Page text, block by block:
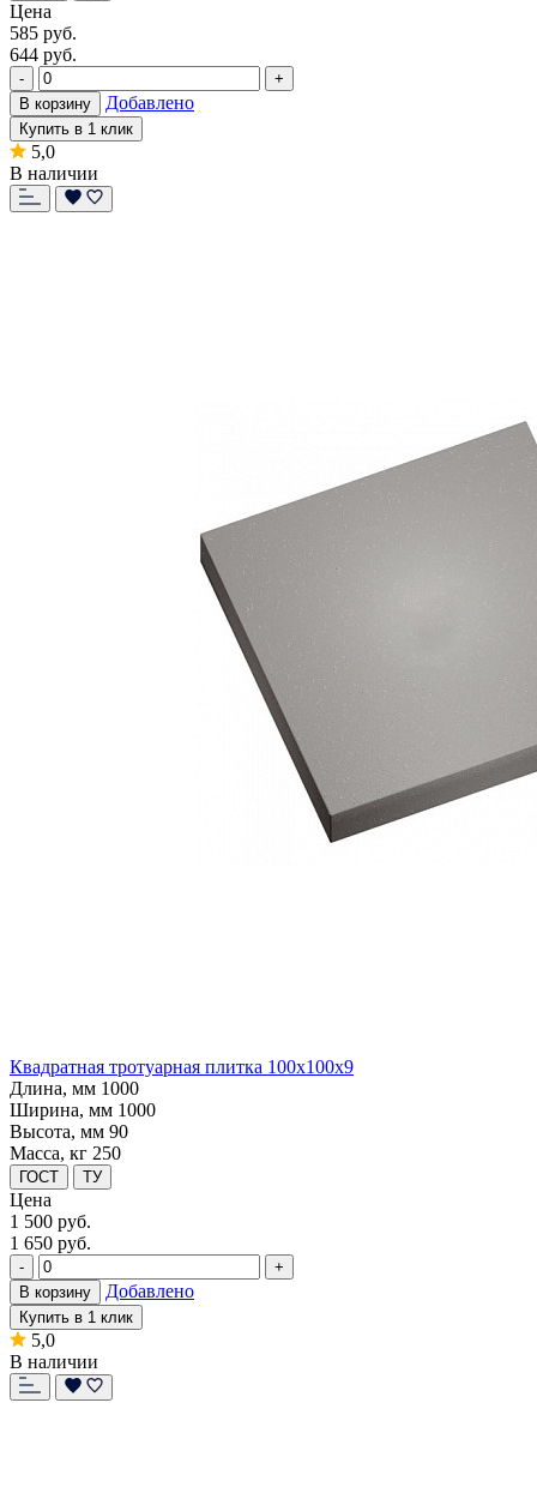
Цена
585 руб.
644 руб.
-
+
В корзину
Добавлено
Купить в 1 клик
5,0
В наличии
Квадратная тротуарная плитка 100x100x9
Длина, мм 1000
Ширина, мм 1000
Высота, мм 90
Масса, кг 250
ГОСТ ТУ
Цена
1 500 руб.
1 650 руб.
-
+
В корзину
Добавлено
Купить в 1 клик
5,0
В наличии